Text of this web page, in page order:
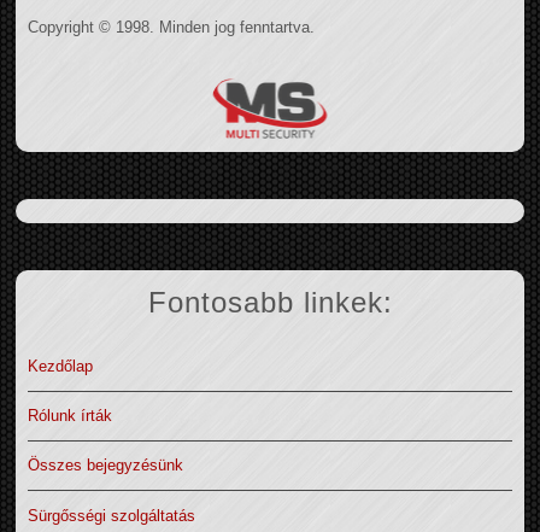
Copyright © 1998. Minden jog fenntartva.
Fontosabb linkek:
Kezdőlap
Rólunk írták
Összes bejegyzésünk
Sürgősségi szolgáltatás